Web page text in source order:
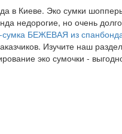
в Киеве. Эко сумки
недорогие, но очень
сумка БЕЖЕВАЯ из
Изучите наш раздел
эко сумочки -